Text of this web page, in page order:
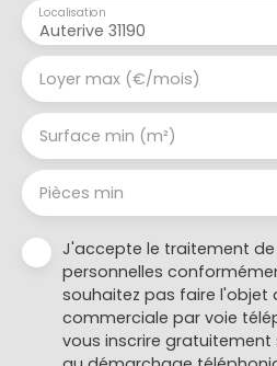
Auterive 31190
Localisation
Loyer max (€/mois)
Surface min (m²)
Pièces min
J'accepte le traitement
personnelles
souhaitez pas faire l'objet
commerciale par voie
vous inscrire